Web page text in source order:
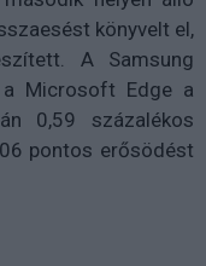
könyvelt el,
A Samsung
Microsoft Edge a
0,59 százalékos
pontos erősödést